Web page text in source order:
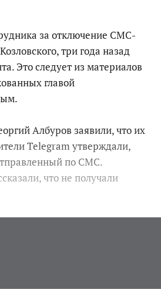
за отключение СМС-
три года назад
Это следует из материалов
главой
Албуров заявили, что их
Telegram утверждали,
по СМС.
что не получали